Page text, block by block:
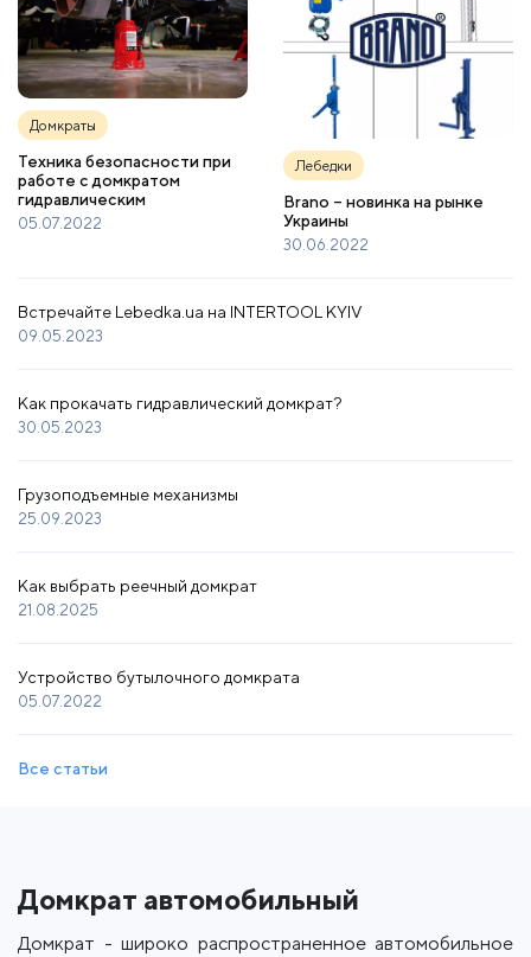
Домкраты
Техника безопасности при
работе с домкратом
гидравлическим
05.07.2022
Лебедки
Brano – новинка на рынке
Украины
30.06.2022
Встречайте Lebedka.ua на INTERTOOL KYIV
09.05.2023
Как прокачать гидравлический домкрат?
30.05.2023
Грузоподъемные механизмы
25.09.2023
Как выбрать реечный домкрат
21.08.2025
Устройство бутылочного домкрата
05.07.2022
Все статьи
Домкрат автомобильный
Домкрат - широко распространенное автомобильное